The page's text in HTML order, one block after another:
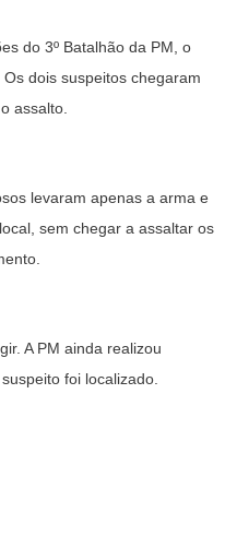
do 3º Batalhão da PM, o
dois suspeitos chegaram
assalto.
levaram apenas a arma e
sem chegar a assaltar os
A PM ainda realizou
foi localizado.